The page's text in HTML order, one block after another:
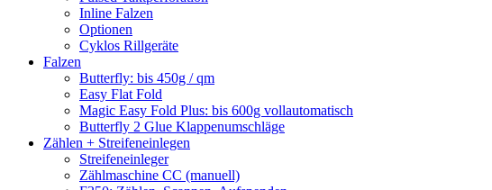
Inline Falzen
Optionen
Cyklos Rillgeräte
Falzen
Butterfly: bis 450g / qm
Easy Flat Fold
Magic Easy Fold Plus: bis 600g vollautomatisch
Butterfly 2 Glue Klappenumschläge
Zählen + Streifeneinlegen
Streifeneinleger
Zählmaschine CC (manuell)